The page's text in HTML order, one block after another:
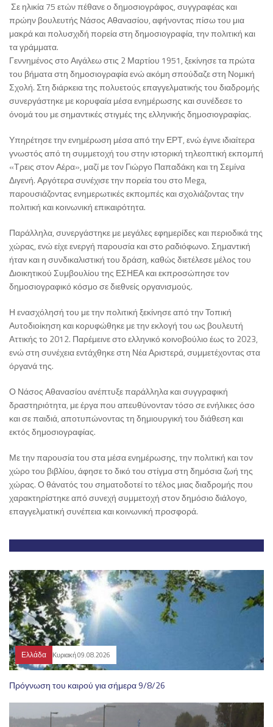
Σε ηλικία 75 ετών πέθανε ο δημοσιογράφος, συγγραφέας και
πρώην βουλευτής Νάσος Αθανασίου, αφήνοντας πίσω του μια
μακρά και πολυσχιδή πορεία στη δημοσιογραφία, την πολιτική και
τα γράμματα.
Γεννημένος στο Αιγάλεω στις 2 Μαρτίου 1951, ξεκίνησε τα πρώτα
του βήματα στη δημοσιογραφία ενώ ακόμη σπούδαζε στη Νομική
Σχολή. Στη διάρκεια της πολυετούς επαγγελματικής του διαδρομής
συνεργάστηκε με κορυφαία μέσα ενημέρωσης και συνέδεσε το
όνομά του με σημαντικές στιγμές της ελληνικής δημοσιογραφίας.
Υπηρέτησε την ενημέρωση μέσα από την ΕΡΤ, ενώ έγινε ιδιαίτερα
γνωστός από τη συμμετοχή του στην ιστορική τηλεοπτική εκπομπή
«Τρεις στον Αέρα», μαζί με τον Γιώργο Παπαδάκη και τη Σεμίνα
Διγενή. Αργότερα συνέχισε την πορεία του στο Mega,
παρουσιάζοντας ενημερωτικές εκπομπές και σχολιάζοντας την
πολιτική και κοινωνική επικαιρότητα.
Παράλληλα, συνεργάστηκε με μεγάλες εφημερίδες και περιοδικά της
χώρας, ενώ είχε ενεργή παρουσία και στο ραδιόφωνο. Σημαντική
ήταν και η συνδικαλιστική του δράση, καθώς διετέλεσε μέλος του
Διοικητικού Συμβουλίου της ΕΣΗΕΑ και εκπροσώπησε τον
δημοσιογραφικό κόσμο σε διεθνείς οργανισμούς.
Η ενασχόλησή του με την πολιτική ξεκίνησε από την Τοπική
Αυτοδιοίκηση και κορυφώθηκε με την εκλογή του ως βουλευτή
Αττικής το 2012. Παρέμεινε στο ελληνικό κοινοβούλιο έως το 2023,
ενώ στη συνέχεια εντάχθηκε στη Νέα Αριστερά, συμμετέχοντας στα
όργανά της.
Ο Νάσος Αθανασίου ανέπτυξε παράλληλα και συγγραφική
δραστηριότητα, με έργα που απευθύνονταν τόσο σε ενήλικες όσο
και σε παιδιά, αποτυπώνοντας τη δημιουργική του διάθεση και
εκτός δημοσιογραφίας.
Με την παρουσία του στα μέσα ενημέρωσης, την πολιτική και τον
χώρο του βιβλίου, άφησε το δικό του στίγμα στη δημόσια ζωή της
χώρας. Ο θάνατός του σηματοδοτεί το τέλος μιας διαδρομής που
χαρακτηρίστηκε από συνεχή συμμετοχή στον δημόσιο διάλογο,
επαγγελματική συνέπεια και κοινωνική προσφορά.
Ελλάδα Κυριακή 09.08.2026
Πρόγνωση του καιρού για σήμερα 9/8/26